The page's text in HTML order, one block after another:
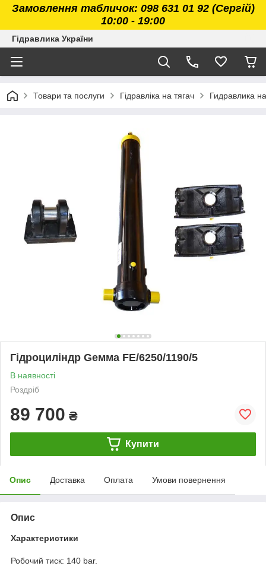
Замовлення табличок: 098 631 01 92 (Сергій)
10:00 - 19:00
Гідравлика України
Товари та послуги Гідравліка на тягач Гидравлика
Гідроциліндр Gемма FE/6250/1190/5
В наявності
Роздріб
89 700 ₴
Купити
Опис Доставка Оплата Умови повернення
Опис
Характеристики
Робочий тиск: 140 bar.